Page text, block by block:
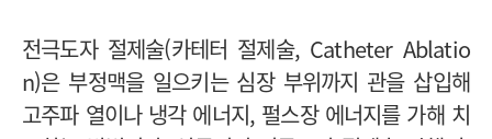
전극도자 절제술(카테터 절제술, Catheter Ablatio
n)은 부정맥을 일으키는 심장 부위까지 관을 삽입해
고주파 열이나 냉각 에너지, 펄스장 에너지를 가해 치